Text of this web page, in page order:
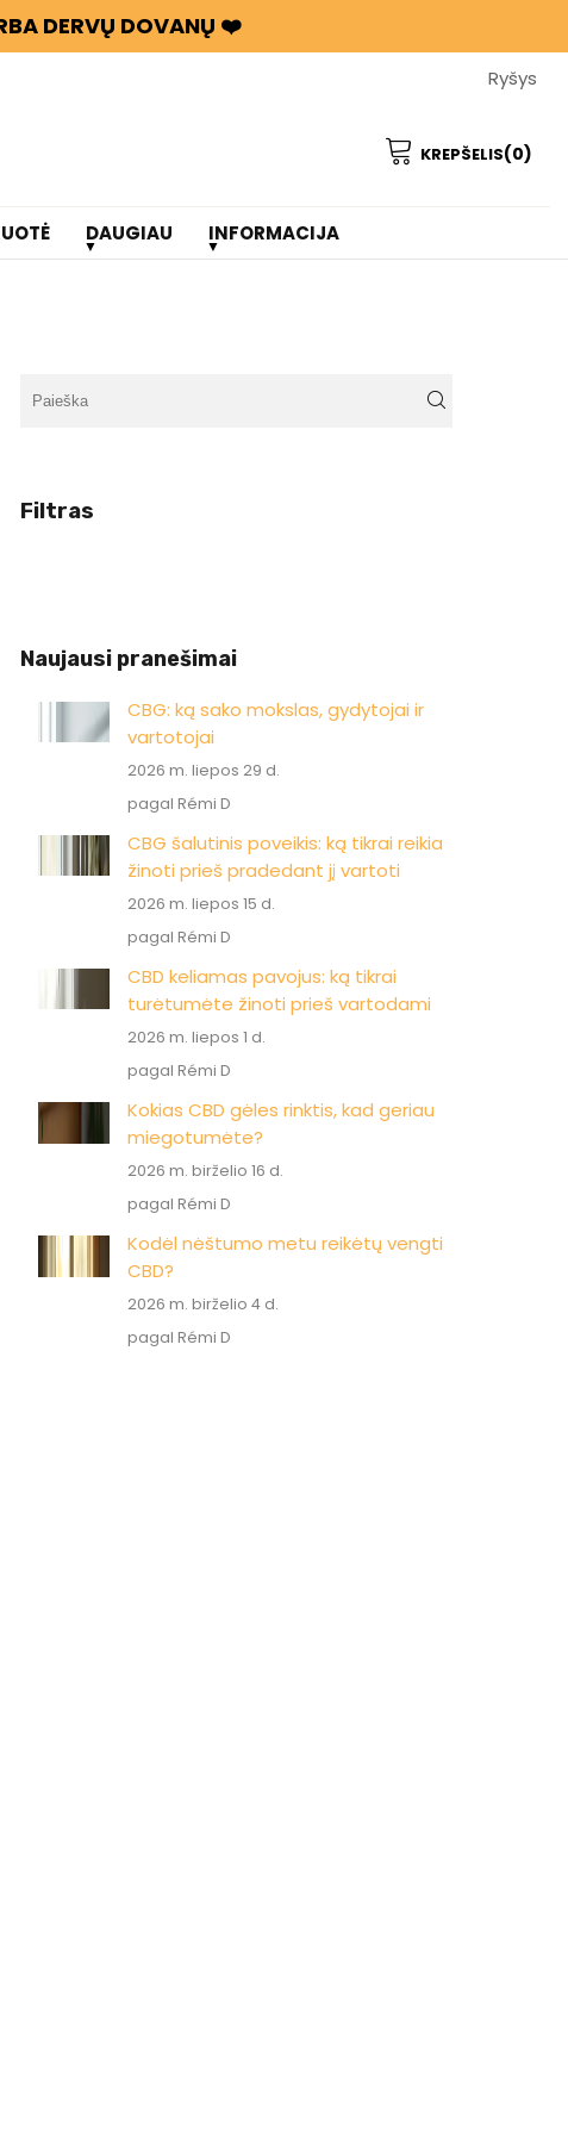
DERVŲ DOVANŲ ❤️
Ryšys
KREPŠELIS(0)
DAUGIAU INFORMACIJA
Filtras
Naujausi pranešimai
CBG: ką sako mokslas, gydytojai ir
vartotojai
2026 m. liepos 29 d.
pagal Rémi D
CBG šalutinis poveikis: ką tikrai reikia
žinoti prieš pradedant jį vartoti
2026 m. liepos 15 d.
pagal Rémi D
CBD keliamas pavojus: ką tikrai
turėtumėte žinoti prieš vartodami
2026 m. liepos 1 d.
pagal Rémi D
Kokias CBD gėles rinktis, kad geriau
miegotumėte?
2026 m. birželio 16 d.
pagal Rémi D
Kodėl nėštumo metu reikėtų vengti
CBD?
2026 m. birželio 4 d.
pagal Rémi D